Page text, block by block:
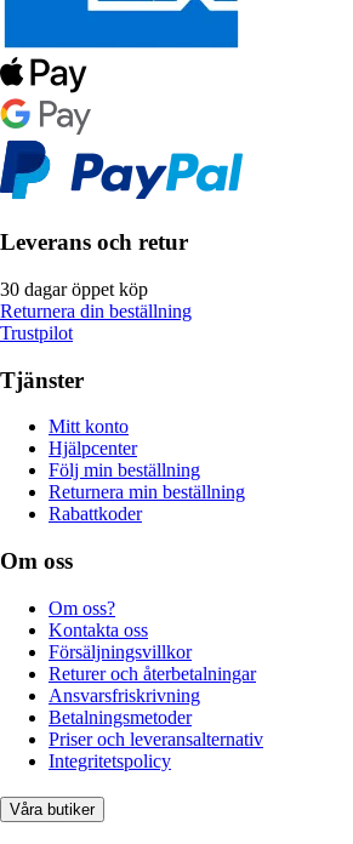
Leverans och retur
30 dagar öppet köp
Returnera din beställning
Trustpilot
Tjänster
Mitt konto
Hjälpcenter
Följ min beställning
Returnera min beställning
Rabattkoder
Om oss
Om oss?
Kontakta oss
Försäljningsvillkor
Returer och återbetalningar
Ansvarsfriskrivning
Betalningsmetoder
Priser och leveransalternativ
Integritetspolicy
Våra butiker